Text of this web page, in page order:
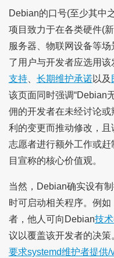
Debian的口号(至少其中
项目致力于在各类硬件(
服务器、物联网设备等场
了用户与开发者应选用该
支持、 长期维护承诺以及
该页面同时强调“Debian
佣的开发者在未经讨论
利的变更而推动修改，
志愿者进行额外工作或
目宣称的核心价值观。
当然，Debian确实设有
时可启动相关程序。例
者，他人可向Debian技
议以覆盖该开发者的决策
要求systemd维护者提供/